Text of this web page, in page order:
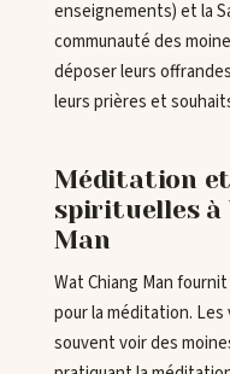
enseignements) et la
communauté des
déposer leurs
leurs prières et
Méditation
spirituelles à
Man
Wat Chiang Man
pour la méditation.
souvent voir des